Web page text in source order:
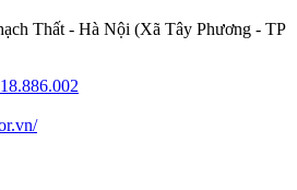
Thất - Hà Nội (Xã Tây Phương - TP